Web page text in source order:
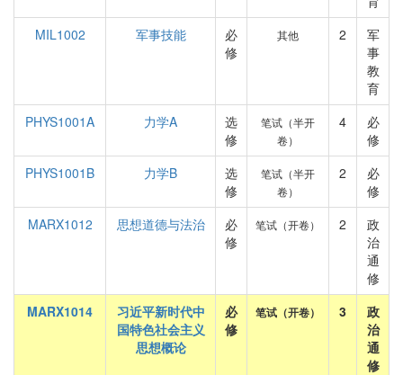
MIL1002
军事技能
必
修
其他 2
军
事
教
育
PHYS1001A
力学A
选
修
笔试（半开
卷）
4
必
修
PHYS1001B
力学B
选
修
笔试（半开
卷）
2
必
修
MARX1012
思想道德与法治
必
修
笔试（开卷） 2
政
治
通
修
MARX1014
习近平新时代中
国特色社会主义
思想概论
必
修
笔试（开卷） 3
政
治
通
修